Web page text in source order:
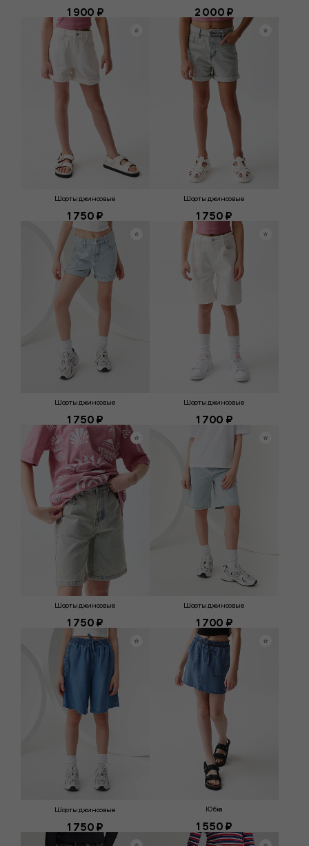
1 900 ₽ 2 000 ₽
Шорты джинсовые
1 750 ₽
Шорты джинсовые
1 750 ₽
Шорты джинсовые
1 750 ₽
Шорты джинсовые
1 700 ₽
Шорты джинсовые
1 750 ₽
Шорты джинсовые
1 700 ₽
Шорты джинсовые
1 750 ₽
Юбка
1 550 ₽